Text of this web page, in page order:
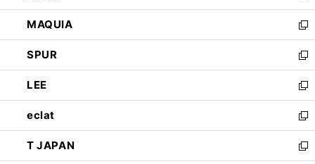
ン
ド
ウ
で
開
く
ウ
ィ
ン
ド
ウ
で
開
く
し
い
ウ
ィ
ン
ド
ウ
で
開
く
MAQUIA
新
し
い
ウ
ィ
ン
ド
ウ
で
開
SPUR
新
し
い
ウ
ィ
ン
ド
ウ
LEE
新
し
い
ウ
ィ
eclat
新
し
い
T JAPAN
新